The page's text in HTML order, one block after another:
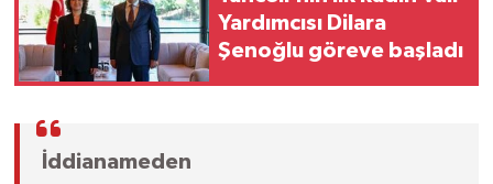
Yardımcısı Dilara
Şenoğlu göreve başladı
İddianameden